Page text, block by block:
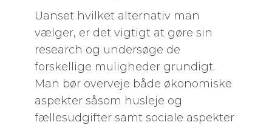
Uanset hvilket alternativ man
vælger, er det vigtigt at gøre sin
research og undersøge de
forskellige muligheder grundigt.
Man bør overveje både økonomiske
aspekter såsom husleje og
fællesudgifter samt sociale aspekter